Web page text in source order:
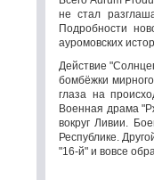
не стал
Подробности
ауромовских
Действие
бомбёжки
глаза на
Военная драма
вокруг Ливии.
Республике.
"16-й" и вовсе